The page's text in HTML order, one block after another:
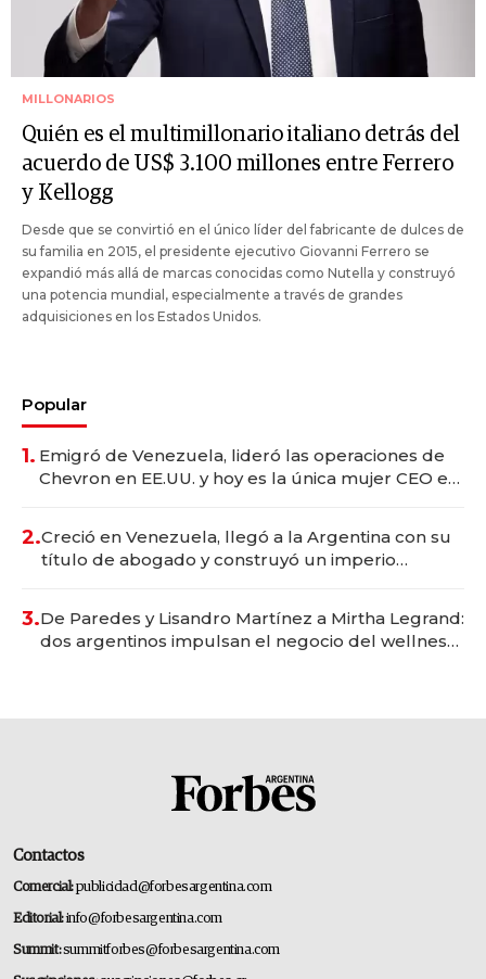
MILLONARIOS
Quién es el multimillonario italiano detrás del
acuerdo de US$ 3.100 millones entre Ferrero
y Kellogg
Desde que se convirtió en el único líder del fabricante de dulces de
su familia en 2015, el presidente ejecutivo Giovanni Ferrero se
expandió más allá de marcas conocidas como Nutella y construyó
una potencia mundial, especialmente a través de grandes
adquisiciones en los Estados Unidos.
Popular
1. Emigró de Venezuela, lideró las operaciones de
Chevron en EE.UU. y hoy es la única mujer CEO en
2.Creció en Venezuela, llegó a la Argentina con su
título de abogado y construyó un imperio
3.De Paredes y Lisandro Martínez a Mirtha Legrand:
dos argentinos impulsan el negocio del wellness
Contactos
Comercial:publicidad@forbesargentina.com
Editorial:info@forbesargentina.com
Summit:summitforbes@forbesargentina.com